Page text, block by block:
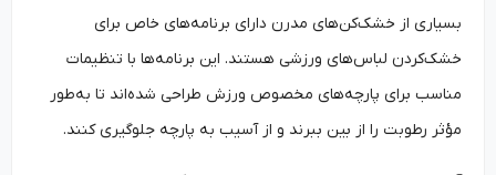
بسیاری از خشک‌کن‌های مدرن دارای برنامه‌های خاص برای
خشک‌کردن لباس‌های ورزشی هستند. این برنامه‌ها با تنظیمات
مناسب برای پارچه‌های مخصوص ورزش طراحی شده‌اند تا به‌طور
مؤثر رطوبت را از بین ببرند و از آسیب به پارچه جلوگیری کنند.